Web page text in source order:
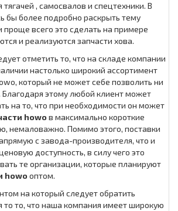
тягачей , самосвалов и спецтехники. В
бы более подробно раскрыть тему
всего это сделать на примере
и реализуются запчасти хова.
отметить то, что на складе компании
настолько широкий ассортимент
который не может себе позволить ни
Благодаря этому любой клиент может
на то, что при необходимости он может
howoв максимально короткие
немаловажно. Помимо этого, поставки
с завода-производителя, что и
доступность, в силу чего это
те организации, которые планируют
howoоптом.
на который следует обратить
то то, что наша компания имеет широкую